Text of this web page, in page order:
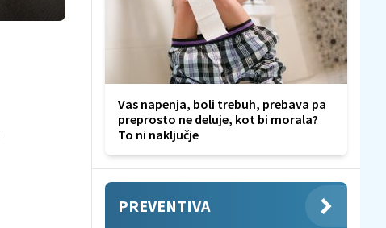
Vas napenja, boli trebuh, prebava pa
preprosto ne deluje, kot bi morala?
To ni naključje
PREVENTIVA